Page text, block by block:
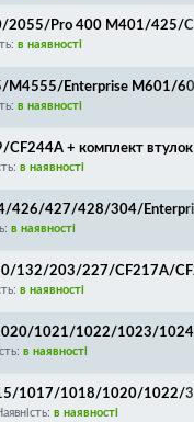
Life - більше 3 циклів!
2055/Pro 400 M401/425/
525/5580/5840/5980/
в наявності
M4555/Enterprise
Canon 039/039H +
в наявності
CF244A + комплект втулок
в наявності
426/427/428/304/
214/215/223/226/
в наявності
132/203/227/CF217A/
в наявності
1020/1021/1022/1023/
в наявності
1017/1018/1020/1022/
в наявності